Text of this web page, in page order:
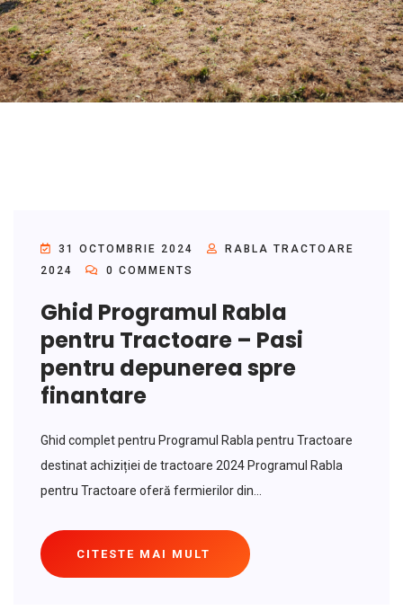
31 OCTOMBRIE 2024
RABLA TRACTOARE
2024
0 COMMENTS
Ghid Programul Rabla
pentru Tractoare – Pasi
pentru depunerea spre
finantare
Ghid complet pentru Programul Rabla pentru Tractoare
destinat achiziției de tractoare 2024 Programul Rabla
pentru Tractoare oferă fermierilor din...
CITESTE MAI MULT